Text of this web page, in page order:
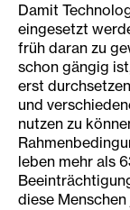
Damit
eingesetzt
früh daran zu
schon gängig
erst
und
nutzen zu
leben mehr als
diese